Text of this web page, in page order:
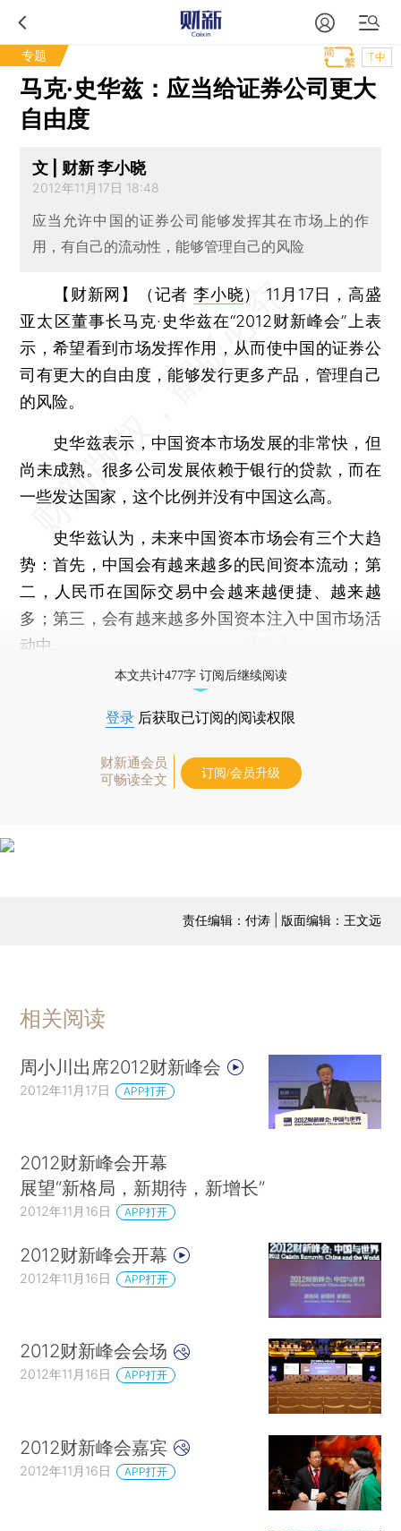
专题 T中
马克·史华兹：应当给证券公司更大
自由度
文 | 财新 李小晓
2012年11月17日 18:48
应当允许中国的证券公司能够发挥其在市场上的作
用，有自己的流动性，能够管理自己的风险
【财新网】（记者李小晓）
11月17日，高盛
亚太区董事长马克·史华兹在“2012财新峰会”上表
示，希望看到市场发挥作用，从而使中国的证券公
司有更大的自由度，能够发行更多产品，管理自己
的风险。
史华兹表示，中国资本市场发展的非常快，但
尚未成熟。很多公司发展依赖于银行的贷款，而在
一些发达国家，这个比例并没有中国这么高。
史华兹认为，未来中国资本市场会有三个大趋
势：首先，中国会有越来越多的民间资本流动；第
二，人民币在国际交易中会越来越便捷、越来越
多；第三，会有越来越多外国资本注入中国市场活
动中。
本文共计477字 订阅后继续阅读
登录 后获取已订阅的阅读权限
财新通会员
可畅读全文
订阅/会员升级
责任编辑：付涛 | 版面编辑：王文远
相关阅读
周小川出席2012财新峰会
2012年11月17日 APP打开
2012财新峰会开幕
展望“新格局，新期待，新增长”
2012年11月16日 APP打开
2012财新峰会开幕
2012年11月16日 APP打开
2012财新峰会会场
2012年11月16日 APP打开
2012财新峰会嘉宾
2012年11月16日 APP打开